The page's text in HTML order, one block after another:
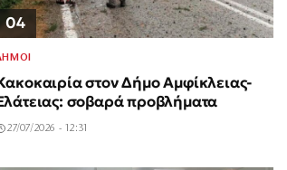
04
στον Δήμο Αμφίκλειας-
σοβαρά προβλήματα
27/07/2026 - 12:31